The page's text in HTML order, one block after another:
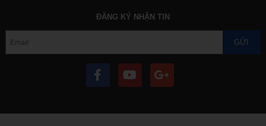
Grooving
Hand tools
ĐĂNG KÝ NHẬN TIN
GỬI